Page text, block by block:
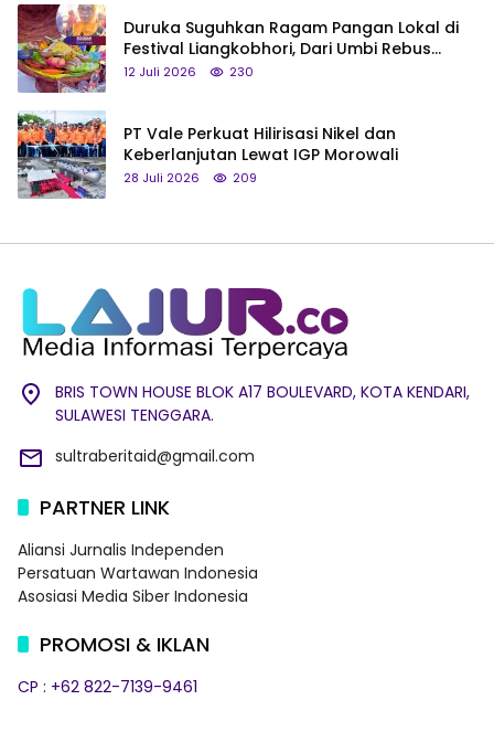
Duruka Suguhkan Ragam Pangan Lokal di
Festival Liangkobhori, Dari Umbi Rebus
hingga Tumpeng Beras Muna
12 Juli 2026 230
PT Vale Perkuat Hilirisasi Nikel dan
Keberlanjutan Lewat IGP Morowali
28 Juli 2026 209
BRIS TOWN HOUSE BLOK A17 BOULEVARD, KOTA KENDARI,
SULAWESI TENGGARA.
sultraberitaid@gmail.com
PARTNER LINK
Aliansi Jurnalis Independen
Persatuan Wartawan Indonesia
Asosiasi Media Siber Indonesia
PROMOSI & IKLAN
CP : +62 822-7139-9461